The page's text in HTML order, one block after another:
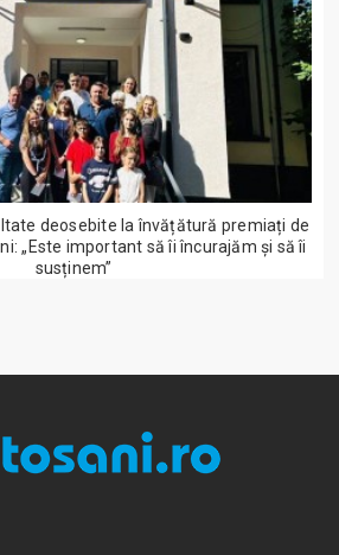
deosebite la învățătură premiați de
„Este important să îi încurajăm și să îi
susținem”